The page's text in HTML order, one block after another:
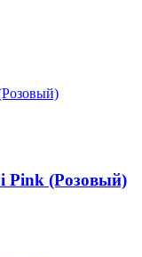
Pink (Розовый)